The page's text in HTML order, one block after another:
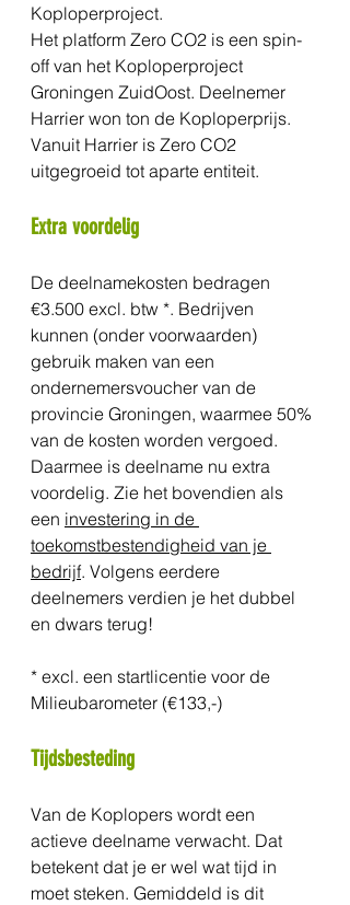
Koploperproject.
Het platform Zero CO2 is een spin-
off van het Koploperproject
Groningen ZuidOost. Deelnemer
Harrier won ton de Koploperprijs.
Vanuit Harrier is Zero CO2
uitgegroeid tot aparte entiteit.
Extra voordelig
De deelnamekosten bedragen
€3.500 excl. btw *. Bedrijven
kunnen (onder voorwaarden)
gebruik maken van een
ondernemersvoucher van de
provincie Groningen, waarmee 50%
van de kosten worden vergoed.
Daarmee is deelname nu extra
voordelig. Zie het bovendien als
een investering in de
toekomstbestendigheid van je
bedrijf. Volgens eerdere
deelnemers verdien je het dubbel
en dwars terug!
* excl. een startlicentie voor de
Milieubarometer (€133,-)
Tijdsbesteding
Van de Koplopers wordt een
actieve deelname verwacht. Dat
betekent dat je er wel wat tijd in
moet steken. Gemiddeld is dit